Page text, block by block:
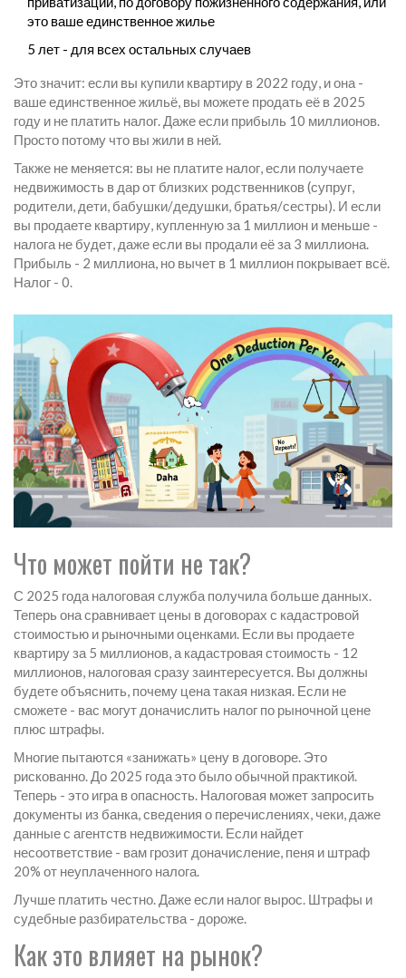
это ваше единственное жилье
5 лет - для всех остальных случаев
Это значит: если вы купили квартиру в 2022 году, и она -
ваше единственное жильё, вы можете продать её в 2025
году и не платить налог. Даже если прибыль 10 миллионов.
Просто потому что вы жили в ней.
Также не меняется: вы не платите налог, если получаете
недвижимость в дар от близких родственников (супруг,
родители, дети, бабушки/дедушки, братья/сестры). И если
вы продаете квартиру, купленную за 1 миллион и меньше -
налога не будет, даже если вы продали её за 3 миллиона.
Прибыль - 2 миллиона, но вычет в 1 миллион покрывает всё.
Налог - 0.
Что может пойти не так?
С 2025 года налоговая служба получила больше данных.
Теперь она сравнивает цены в договорах с кадастровой
стоимостью и рыночными оценками. Если вы продаете
квартиру за 5 миллионов, а кадастровая стоимость - 12
миллионов, налоговая сразу заинтересуется. Вы должны
будете объяснить, почему цена такая низкая. Если не
сможете - вас могут доначислить налог по рыночной цене
плюс штрафы.
Многие пытаются «занижать» цену в договоре. Это
рискованно. До 2025 года это было обычной практикой.
Теперь - это игра в опасность. Налоговая может запросить
документы из банка, сведения о перечислениях, чеки, даже
данные с агентств недвижимости. Если найдет
несоответствие - вам грозит доначисление, пеня и штраф
20% от неуплаченного налога.
Лучше платить честно. Даже если налог вырос. Штрафы и
судебные разбирательства - дороже.
Как это влияет на рынок?